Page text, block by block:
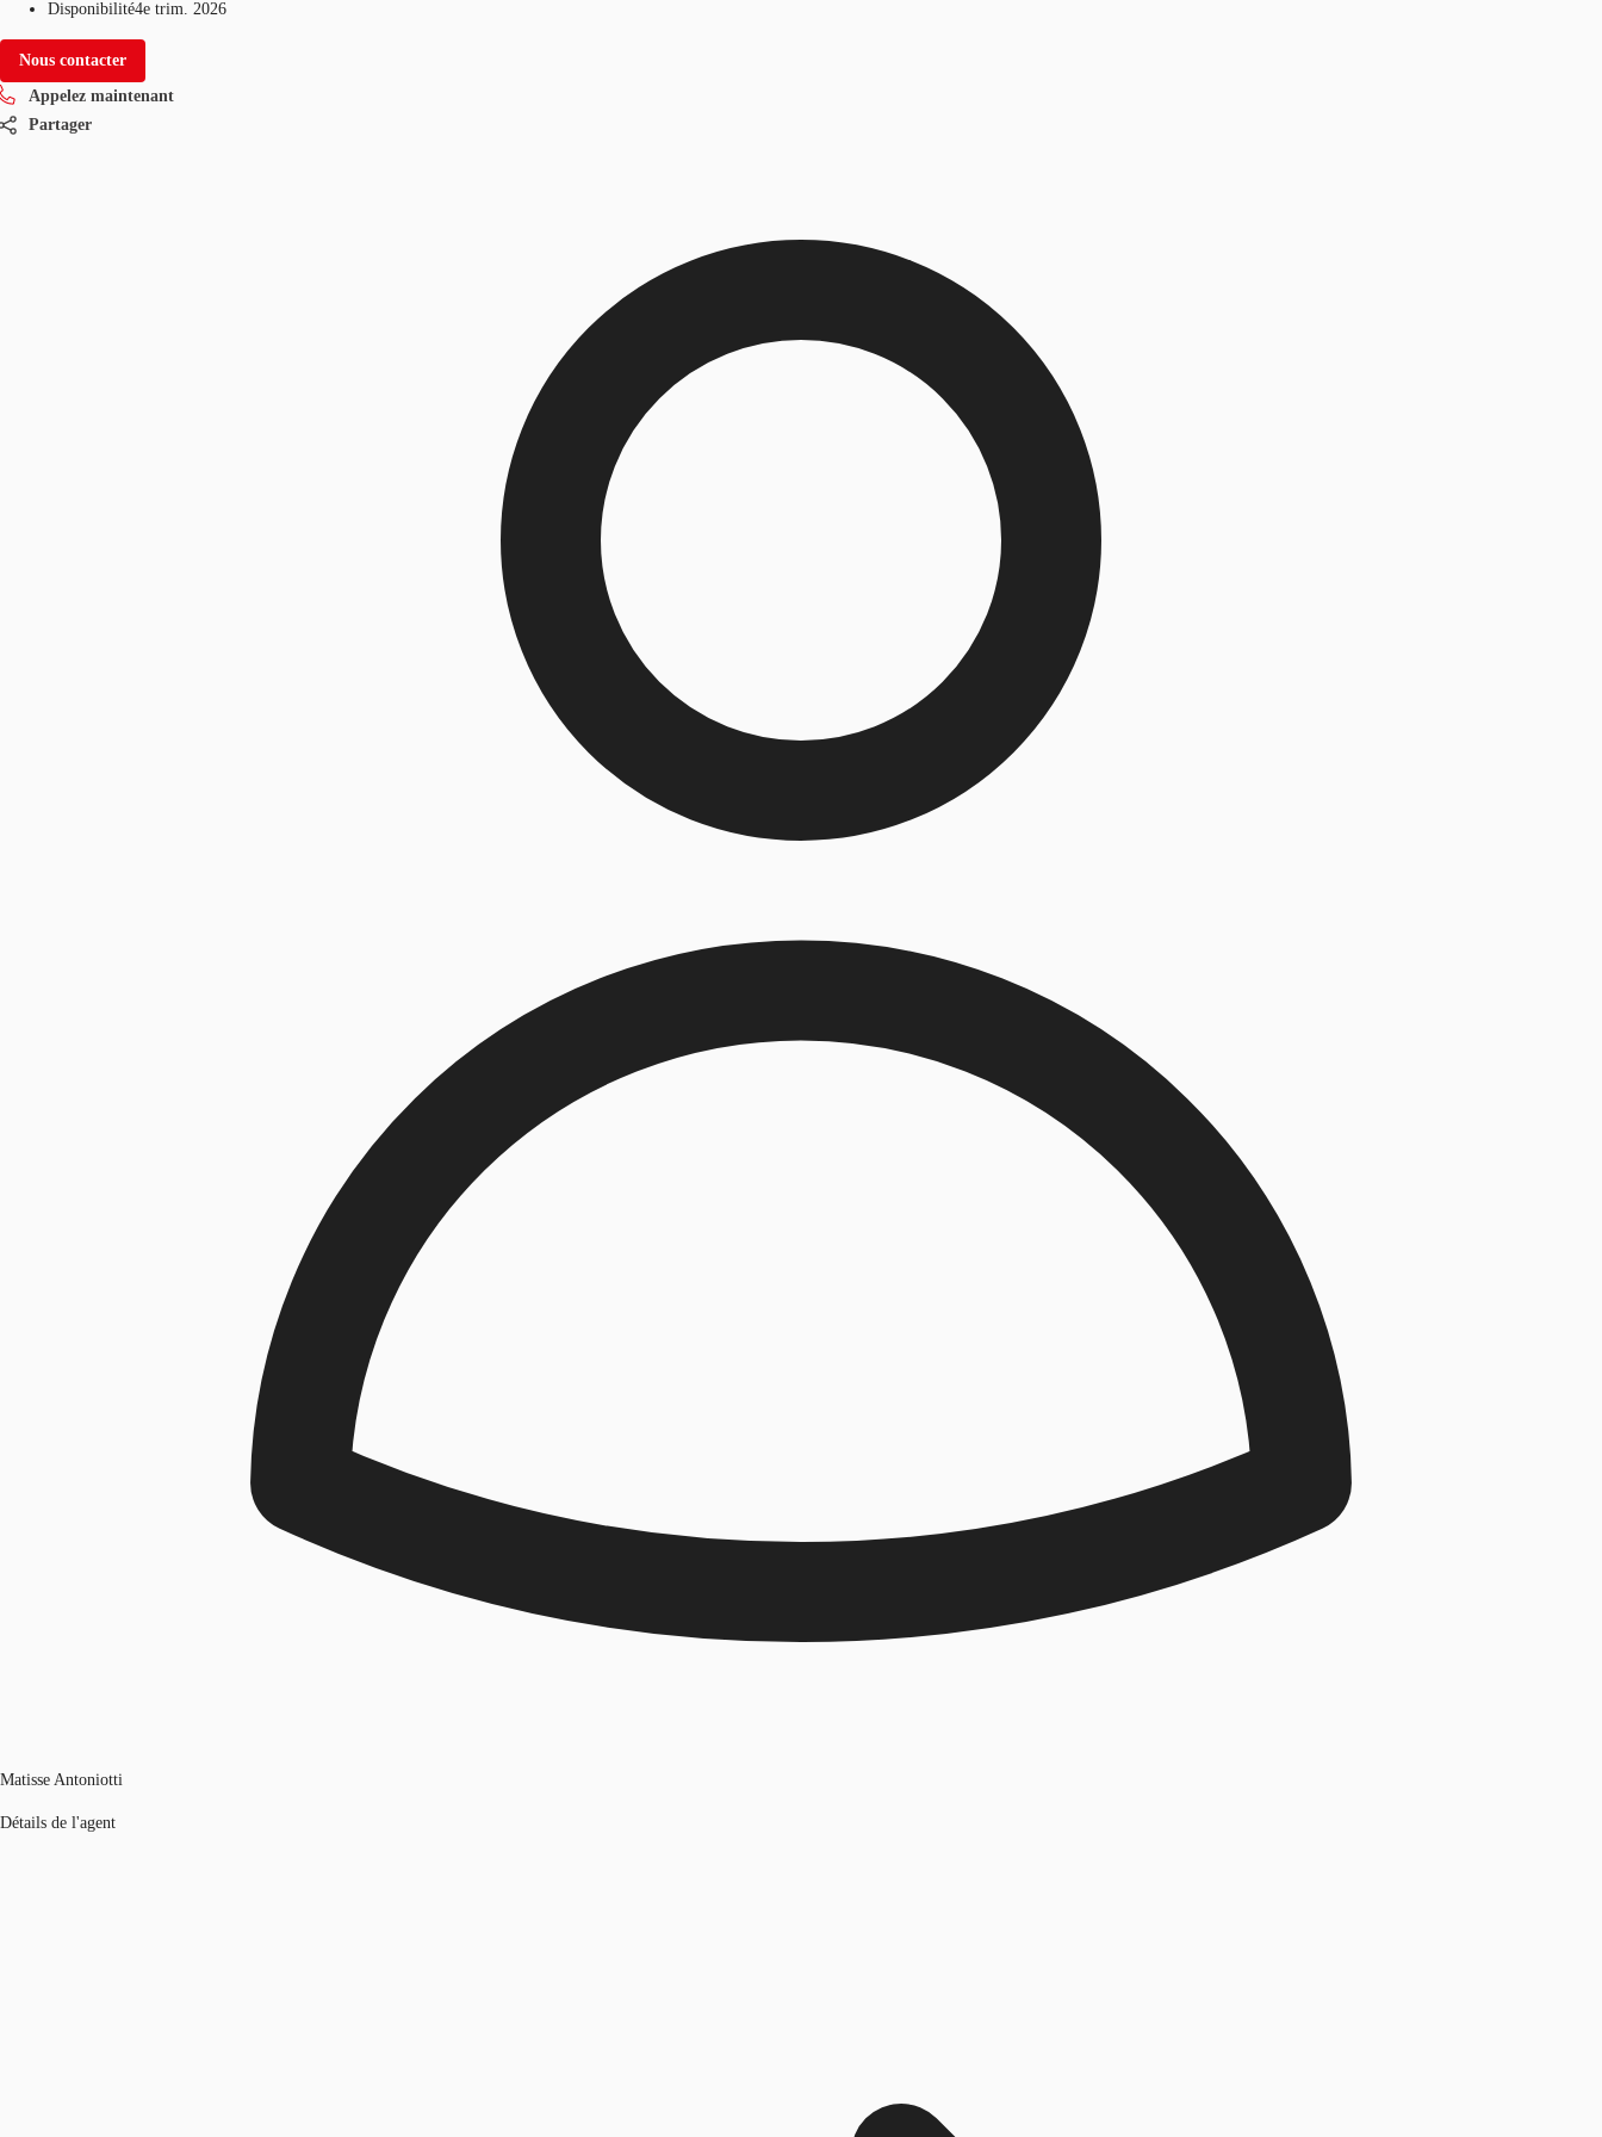
Disponibilité4e trim. 2026
Nous contacter
Appelez maintenant
Partager
Matisse Antoniotti
Détails de l'agent